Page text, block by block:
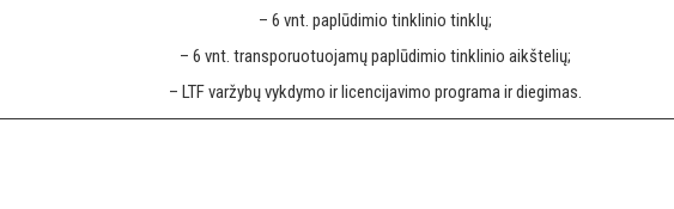
– 6 vnt. paplūdimio tinklinio tinklų;
– 6 vnt. transporuotuojamų paplūdimio tinklinio aikštelių;
– LTF varžybų vykdymo ir licencijavimo programa ir diegimas.